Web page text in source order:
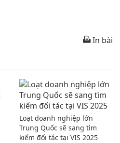
In bài
Loạt doanh nghiệp lớn
Trung Quốc sẽ sang tìm
kiếm đối tác tại VIS 2025